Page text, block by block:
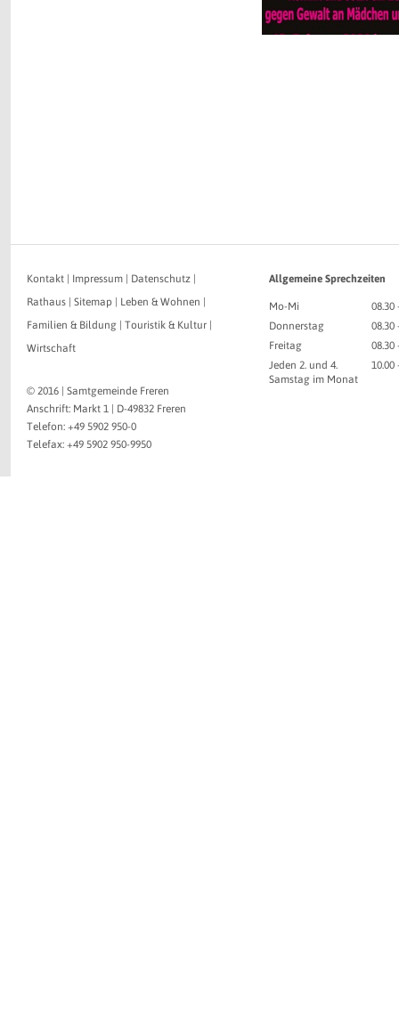
Kontakt Impressum Datenschutz
Rathaus
Sitemap Leben & Wohnen
Familien & Bildung
Touristik & Kultur
Wirtschaft
© 2016 | Samtgemeinde Freren
Anschrift: Markt 1 | D-49832 Freren
Telefon: +49 5902 950-0
Telefax: +49 5902 950-9950
Allgemeine Sprechzeiten
Mo-Mi
08.30
Donnerstag
08.30
Freitag
08.30
Jeden 2. und 4.
Samstag im Monat